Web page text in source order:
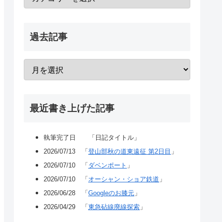
過去記事
最近書き上げた記事
執筆完了日 「日記タイトル」
2026/07/13 「 登山部秋の道東遠征 第2日目 」
2026/07/10 「 ダベンポート 」
2026/07/10 「 オーシャン・ショア鉄道 」
2026/06/28 「 Googleのお膝元 」
2026/04/29 「 東急砧線廃線探索 」